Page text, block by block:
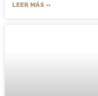
LEER MÁS »